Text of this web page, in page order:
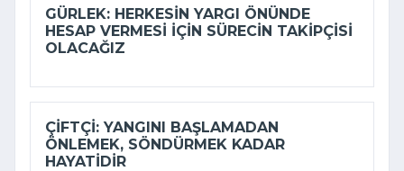
GÜRLEK: HERKESIN YARGI ÖNÜNDE
HESAP VERMESI IÇIN SÜRECIN TAKIPÇISI
OLACAĞIZ
ÇIFTÇI: YANGINI BAŞLAMADAN
ÖNLEMEK, SÖNDÜRMEK KADAR
HAYATIDIR